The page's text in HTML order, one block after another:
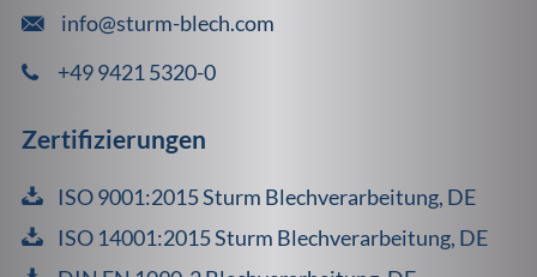
info@sturm-blech.com
+49 9421 5320-0
Zertifizierungen
ISO 9001:2015 Sturm Blechverarbeitung, DE
ISO 14001:2015 Sturm Blechverarbeitung, DE